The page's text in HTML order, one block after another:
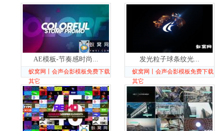
AE模板-节奏感时尚...
蚁窝网丨会声会影模板免费下载
其它
发光粒子球条纹光...
蚁窝网丨会声会影模板免费下载
其它